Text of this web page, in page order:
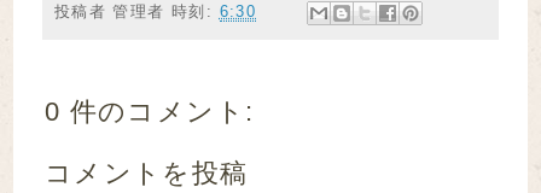
投稿者管理者 時刻: 6:30
0 件のコメント:
コメントを投稿